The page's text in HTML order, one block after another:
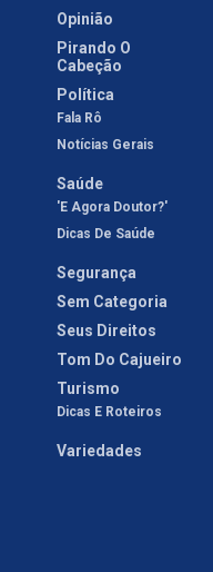
Opinião
Pirando O
Cabeção
Política
Fala Rô
Notícias Gerais
Saúde
'E Agora Doutor?'
Dicas De Saúde
Segurança
Sem Categoria
Seus Direitos
Tom Do Cajueiro
Turismo
Dicas E Roteiros
Variedades